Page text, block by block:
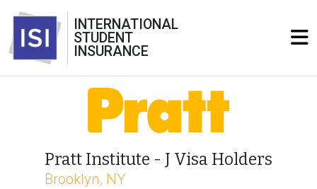
INTERNATIONAL
STUDENT
INSURANCE
Pratt Institute - J Visa Holders
Brooklyn, NY